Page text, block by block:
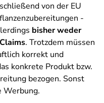
von der EU
-
bisher weder
. Trotzdem müssen
korrekt und
konkrete Produkt bzw.
bezogen. Sonst
Werbung.